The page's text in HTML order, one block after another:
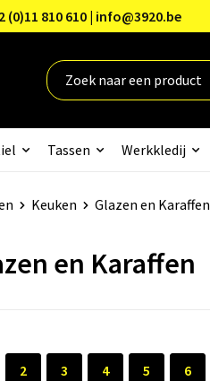
810 610 | info@3920.be
Tassen Werkkledij
Keuken Glazen en Karaffen
en Karaffen
2 3 4 5 6